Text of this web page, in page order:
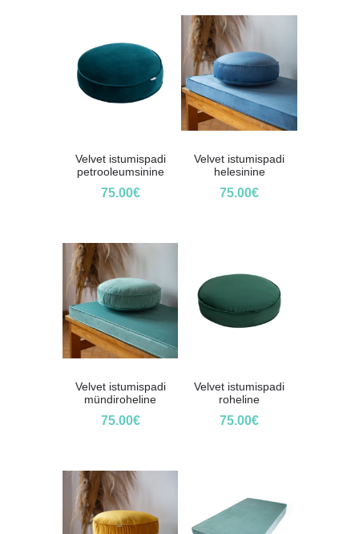
Velvet istumispadi
petrooleumsinine
75.00€
Velvet istumispadi
helesinine
75.00€
Velvet istumispadi
mündiroheline
75.00€
Velvet istumispadi
roheline
75.00€